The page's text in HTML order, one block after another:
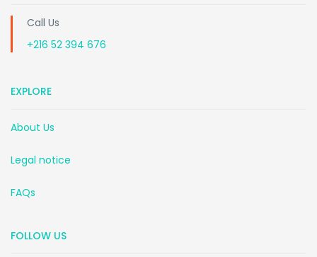
Call Us
+216 52 394 676
EXPLORE
About Us
Legal notice
FAQs
FOLLOW US